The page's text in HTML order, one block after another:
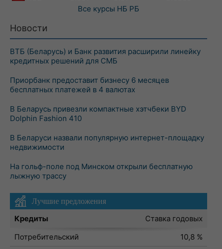
Все курсы НБ РБ
Новости
ВТБ (Беларусь) и Банк развития расширили линейку
кредитных решений для СМБ
Приорбанк предоставит бизнесу 6 месяцев
бесплатных платежей в 4 валютах
В Беларусь привезли компактные хэтчбеки BYD
Dolphin Fashion 410
В Беларуси назвали популярную интернет-площадку
недвижимости
На гольф-поле под Минском открыли бесплатную
лыжную трассу
Лучшие предложения
Кредиты
Ставка годовых
Потребительский
10,8 %